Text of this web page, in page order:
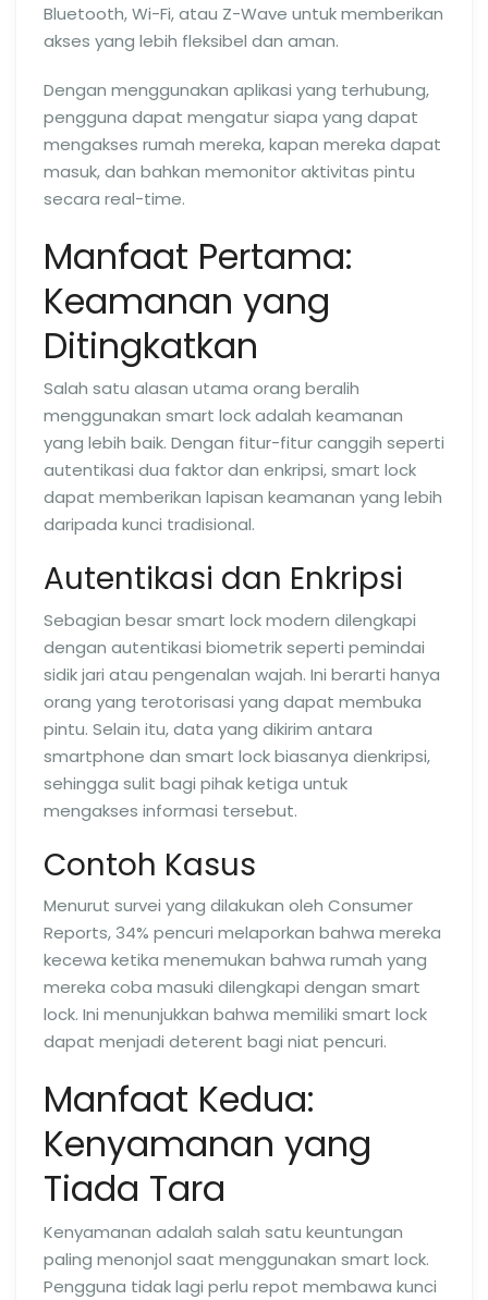
Bluetooth, Wi-Fi, atau Z-Wave untuk memberikan
akses yang lebih fleksibel dan aman.
Dengan menggunakan aplikasi yang terhubung,
pengguna dapat mengatur siapa yang dapat
mengakses rumah mereka, kapan mereka dapat
masuk, dan bahkan memonitor aktivitas pintu
secara real-time.
Manfaat Pertama:
Keamanan yang
Ditingkatkan
Salah satu alasan utama orang beralih
menggunakan smart lock adalah keamanan
yang lebih baik. Dengan fitur-fitur canggih seperti
autentikasi dua faktor dan enkripsi, smart lock
dapat memberikan lapisan keamanan yang lebih
daripada kunci tradisional.
Autentikasi dan Enkripsi
Sebagian besar smart lock modern dilengkapi
dengan autentikasi biometrik seperti pemindai
sidik jari atau pengenalan wajah. Ini berarti hanya
orang yang terotorisasi yang dapat membuka
pintu. Selain itu, data yang dikirim antara
smartphone dan smart lock biasanya dienkripsi,
sehingga sulit bagi pihak ketiga untuk
mengakses informasi tersebut.
Contoh Kasus
Menurut survei yang dilakukan oleh Consumer
Reports, 34% pencuri melaporkan bahwa mereka
kecewa ketika menemukan bahwa rumah yang
mereka coba masuki dilengkapi dengan smart
lock. Ini menunjukkan bahwa memiliki smart lock
dapat menjadi deterent bagi niat pencuri.
Manfaat Kedua:
Kenyamanan yang
Tiada Tara
Kenyamanan adalah salah satu keuntungan
paling menonjol saat menggunakan smart lock.
Pengguna tidak lagi perlu repot membawa kunci